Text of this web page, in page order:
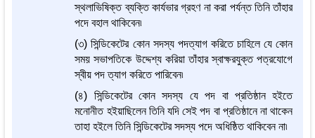
স্থলাভিষিক্ত ব্যক্তি কার্যভার গ্রহণ না করা পর্যন্ত তিনি তাঁহার
পদে বহাল থাকিবেন৷
(৩) সিন্ডিকেটের কোন সদস্য পদত্যাগ করিতে চাহিলে যে কোন
সময় সভাপতিকে উদ্দেশ্য করিয়া তাঁহার স্বাক্ষরযুক্ত পত্রযোগে
স্বীয় পদ ত্যাগ করিতে পারিবেন৷
(৪) সিন্ডিকেটের কোন সদস্য যে পদ বা প্রতিষ্ঠান হইতে
মনোনীত হইয়াছিলেন তিনি যদি সেই পদ বা প্রতিষ্ঠানে না থাকেন
তাহা হইলে তিনি সিন্ডিকেটের সদস্য পদে অধিষ্ঠিত থাকিবেন না৷